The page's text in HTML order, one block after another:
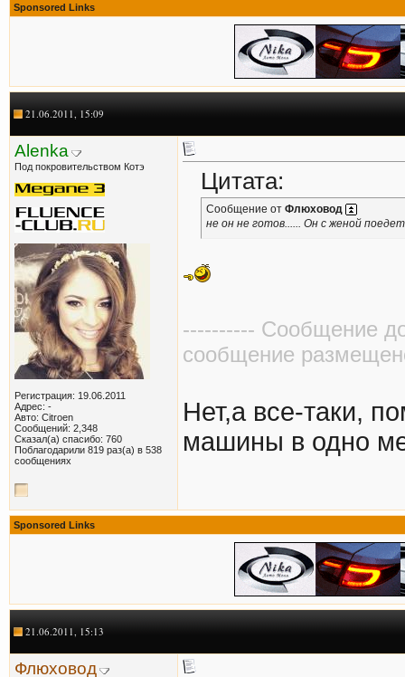
Sponsored Links
21.06.2011, 15:09
Alenka
Под покровительством Котэ
Регистрация: 19.06.2011
Адрес: -
Авто: Citroen
Сообщений: 2,348
Сказал(а) спасибо: 760
Поблагодарили 819 раз(а) в 538
сообщениях
Цитата:
Сообщение от Флюховод
не он не готов...... Он с женой поедет
---------- Сообщение
сообщение
Нет,а все-таки,
машины в одно
Sponsored Links
21.06.2011, 15:13
Флюховод